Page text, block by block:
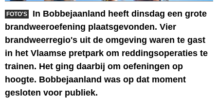
FOTO'S
In Bobbejaanland heeft dinsdag een grote
brandweeroefening plaatsgevonden. Vier
brandweerregio's uit de omgeving waren te gast
in het Vlaamse pretpark om reddingsoperaties te
trainen. Het ging daarbij om oefeningen op
hoogte. Bobbejaanland was op dat moment
gesloten voor publiek.